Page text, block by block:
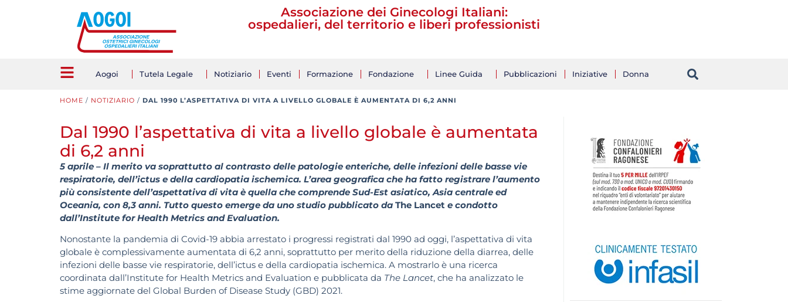
Associazione dei Ginecologi Italiani:
ospedalieri, del territorio e liberi professionisti
Aogoi Tutela Legale Notiziario Eventi Formazione Fondazione Linee Guida Pubblicazioni Iniziative Donna
HOME / NOTIZIARIO / DAL 1990 L’ASPETTATIVA DI VITA A LIVELLO GLOBALE È AUMENTATA DI 6,2 ANNI
Dal 1990 l’aspettativa di vita a livello globale è aumentata
di 6,2 anni
5 aprile – Il merito va soprattutto al contrasto delle patologie enteriche, delle infezioni delle basse vie
respiratorie, dell’ictus e della cardiopatia ischemica. L’area geografica che ha fatto registrare l’aumento
più consistente dell’aspettativa di vita è quella che comprende Sud-Est asiatico, Asia centrale ed
Oceania, con 8,3 anni. Tutto questo emerge da uno studio pubblicato da The Lancet e condotto
dall’Institute for Health Metrics and Evaluation.
Nonostante la pandemia di Covid-19 abbia arrestato i progressi registrati dal 1990 ad oggi, l’aspettativa di vita
globale è complessivamente aumentata di 6,2 anni, soprattutto per merito della riduzione della diarrea, delle
infezioni delle basse vie respiratorie, dell’ictus e della cardiopatia ischemica. A mostrarlo è una ricerca
coordinata dall’Institute for Health Metrics and Evaluation e pubblicata da The Lancet, che ha analizzato le
stime aggiornate del Global Burden of Disease Study (GBD) 2021.